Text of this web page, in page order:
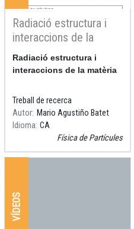
Radiació estructura i
interaccions de la
matèria
Resum
Radiació estructura i
interaccions de la matèria
Treball de recerca
Autor Mario Agustiño Batet
Idioma CA
Física de Partícules
VÍDEOS